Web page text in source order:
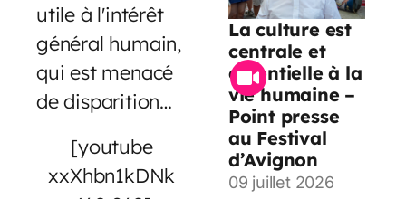
utile à l'intérêt
général humain,
qui est menacé
de disparition…
[youtube
xxXhbn1kDNk
La culture est
centrale et
essentielle à la
vie humaine –
Point presse
au Festival
d’Avignon
09 juillet 2026